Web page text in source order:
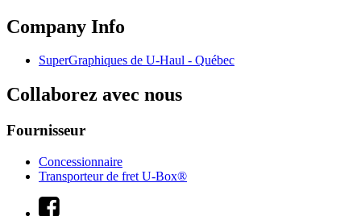
Company Info
SuperGraphiques de U-Haul - Québec
Collaborez avec nous
Fournisseur
Concessionnaire
Transporteur de fret U-Box®